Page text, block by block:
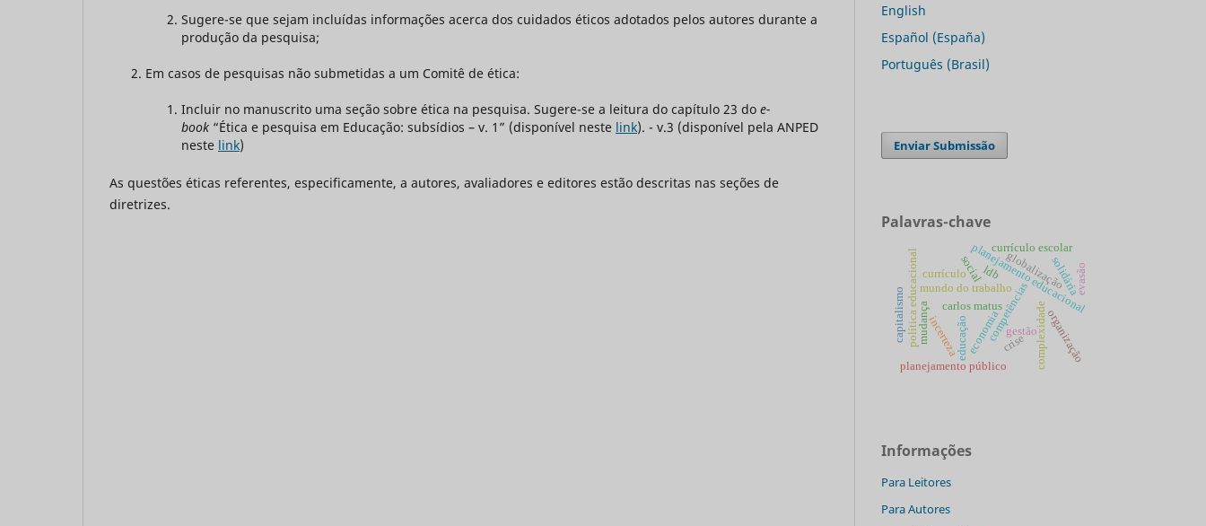
Sugere-se que sejam incluídas informações acerca dos cuidados éticos adotados pelos autores durante a
produção da pesquisa;
Em casos de pesquisas não submetidas a um Comitê de ética:
Incluir no manuscrito uma seção sobre ética na pesquisa. Sugere-se a leitura do capítulo 23 do e-
book “Ética e pesquisa em Educação: subsídios – v. 1” (disponível neste link). - v.3 (disponível pela ANPED
neste link)
As questões éticas referentes, especificamente, a autores, avaliadores e editores estão descritas nas seções de
diretrizes.
English
Español (España)
Português (Brasil)
Enviar Submissão
Palavras-chave
competências
educação
mundo do trabalho
política educacional planejamento educacional
planejamento público
carlos matus
gestãocomplexidade
incerteza crise
mudança organização
globalização
economia
capitalismo
social solidária
ldb
currículo
currículo escolar
evasão
Informações
Para Leitores
Para Autores